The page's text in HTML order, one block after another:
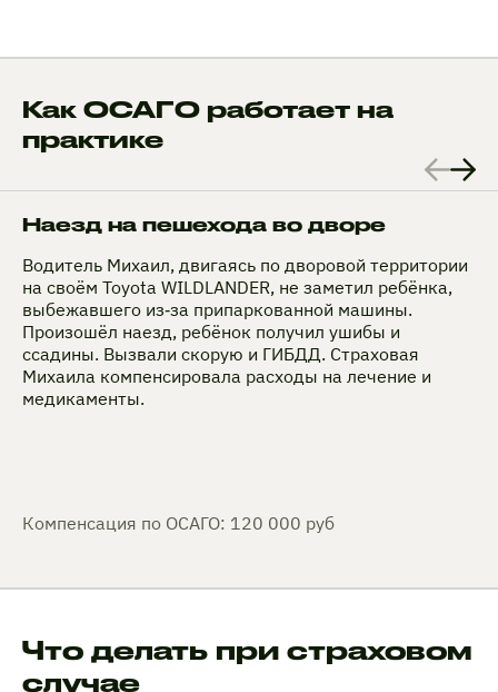
Как ОСАГО работает на
практике
Наезд на пешехода во дворе
Водитель Михаил, двигаясь по дворовой территории
на своём Toyota WILDLANDER, не заметил ребёнка,
выбежавшего из‑за припаркованной машины.
Произошёл наезд, ребёнок получил ушибы и
ссадины. Вызвали скорую и ГИБДД. Страховая
Михаила компенсировала расходы на лечение и
медикаменты.
Компенсация по ОСАГО: 120 000 руб
Что делать при страховом
случае